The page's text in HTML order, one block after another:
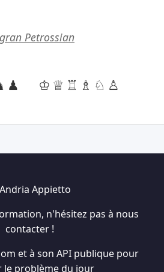
Petrossian
♔♕♖♗♘♙
Andria Appietto
n'hésitez pas à nous
contacter !
et à son API publique pour
le problème du jour